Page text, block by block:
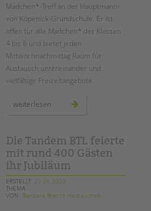
EINGLIEDERUNGSHILFE
BETREUTES WOHNEN
TANDEM BTL AKADEMIE
Zertfikatskurse
Seminarkalender
STADTTEILARBEIT
PROFIL | LEITBILD
Bereiche im Überblick
Kinder- und Jugendschutz
Mädchen*-Treff an der Hauptmann-
von Köpenick-Grundschule. Er ist
offen für alle Mädchen* der Klassen
4 bis 6 und bietet jeden
Mittwochnachmittag Raum für
Austausch untereinander und
vielfältige Freizeitangebote.
weiterlesen
besuch
an
der
hauptmann-
von
köpenick-
grundschule
Die Tandem BTL feierte
mit rund 400 Gästen
ihr Jubiläum
ERSTELLT 20.06.2023
THEMA
VON
Barbara Brecht-Hadraschek